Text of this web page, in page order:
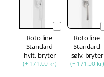
Roto line
Standard
hvit, bryter
(+ 171.00 kr)
Roto line
Standard
sølv, bryter
(+ 171.00 kr)